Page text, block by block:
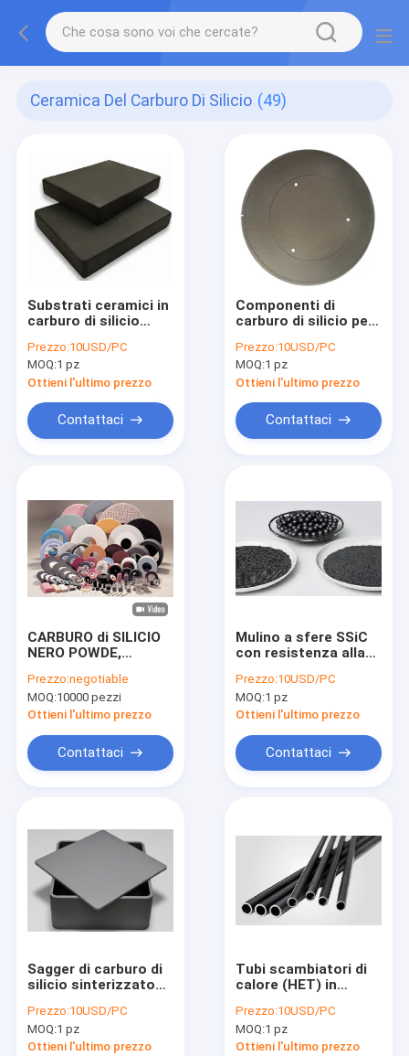
Ceramica Del Carburo Di Silicio (49)
Substrati ceramici in
carburo di silicio
Prezzo:10USD/PC
MOQ:1 pz
Ottieni l'ultimo prezzo
Contattaci
Componenti di
carburo di silicio per
semiconduttore
Prezzo:10USD/PC
MOQ:1 pz
Ottieni l'ultimo prezzo
Contattaci
CARBURO di SILICIO
NERO POWDE,
legati, avvolgenti e
lucidanti
Prezzo:negotiable
MOQ:10000 pezzi
Ottieni l'ultimo prezzo
Contattaci
Mulino a sfere SSiC
con resistenza alla
omnidirezionale,
eccezionale
resistenza all'usura e
temperature
estreme per la
efficienza
Prezzo:10USD/PC
MOQ:1 pz
Ottieni l'ultimo prezzo
Contattaci
Sagger di carburo di
silicio sinterizzato
elevata resistenza
meccanica,
eccezionale
Prezzo:10USD/PC
MOQ:1 pz
Ottieni l'ultimo prezzo
Tubi scambiatori di
calore (HET) in
resistenza superiore
alla corrosione,
elevata conduttività
Prezzo:10USD/PC
MOQ:1 pz
Ottieni l'ultimo prezzo